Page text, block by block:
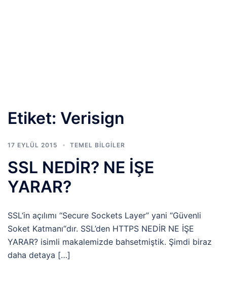
Etiket: Verisign
17 EYLÜL 2015 TEMEL BİLGİLER
SSL NEDİR? NE İŞE
YARAR?
SSL‘in açılımı “Secure Sockets Layer” yani “Güvenli
Soket Katmanı“dır. SSL’den HTTPS NEDİR NE İŞE
YARAR? isimli makalemizde bahsetmiştik. Şimdi biraz
daha detaya […]